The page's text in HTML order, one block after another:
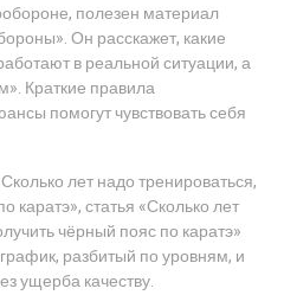
полезен материал
Он расскажет, какие
в реальной ситуации, а
Краткие правила
помогут чувствовать себя
лет надо тренироваться,
каратэ», статья «Сколько лет
чёрный пояс по каратэ»
разбитый по уровням, и
ущерба качеству.